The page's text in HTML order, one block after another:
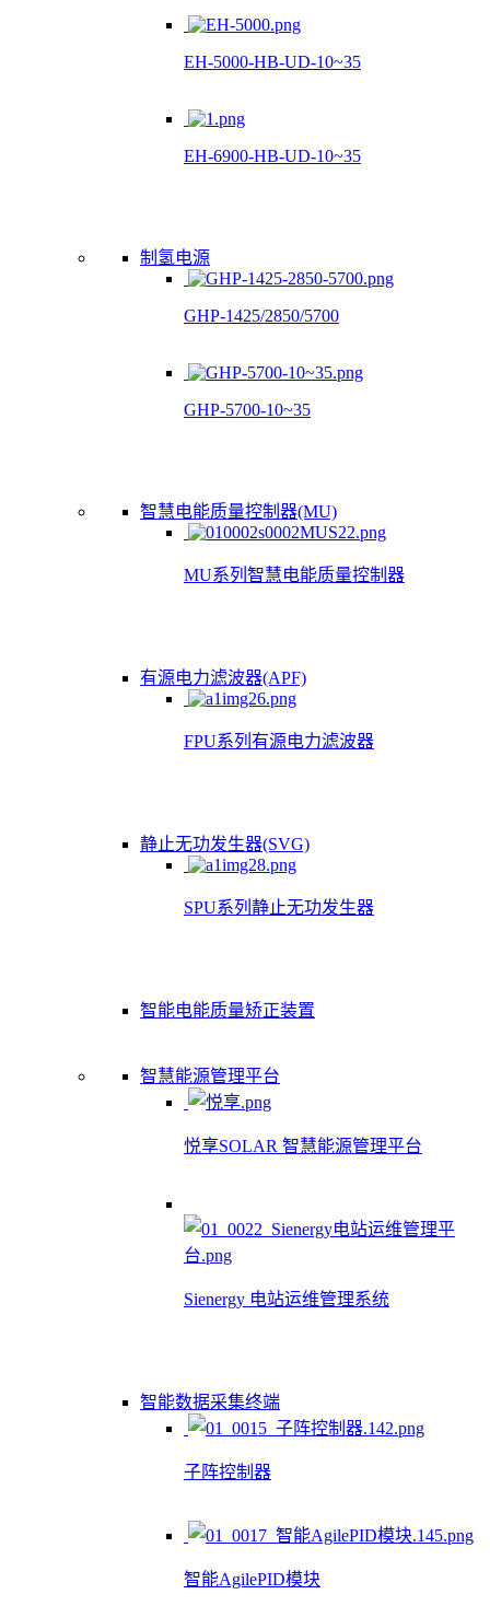
EH-5000-HB-UD-10~35
EH-6900-HB-UD-10~35
制氢电源
GHP-1425/2850/5700
GHP-5700-10~35
智慧电能质量控制器(MU)
MU系列智慧电能质量控制器
有源电力滤波器(APF)
FPU系列有源电力滤波器
静止无功发生器(SVG)
SPU系列静止无功发生器
智能电能质量矫正装置
智慧能源管理平台
悦享SOLAR 智慧能源管理平台
Sienergy 电站运维管理系统
智能数据采集终端
子阵控制器
智能AgilePID模块